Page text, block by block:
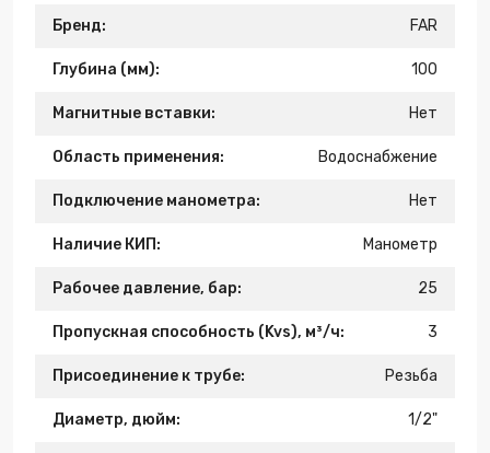
Бренд: FAR
Глубина (мм): 100
Магнитные вставки: Нет
Область применения: Водоснабжение
Подключение манометра: Нет
Наличие КИП: Манометр
Рабочее давление, бар: 25
Пропускная способность (Kvs), м³/ч: 3
Присоединение к трубе: Резьба
Диаметр, дюйм: 1/2"